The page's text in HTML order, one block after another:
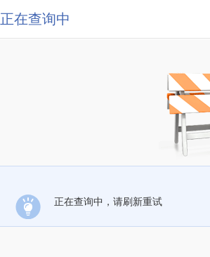
正在查询中
正在查询中，请刷新重试